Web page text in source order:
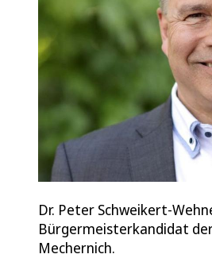
Dr. Peter Schweikert-
Bürgermeisterkandidat
Mechernich.